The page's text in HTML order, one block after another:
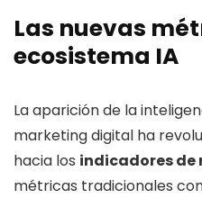
Las nuevas
ecosistema IA
La aparición de la
marketing digital ha
hacia los indicadores de
métricas tradicionales